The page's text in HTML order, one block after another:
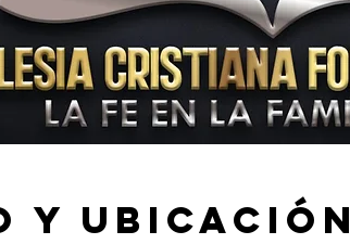
y ubicación